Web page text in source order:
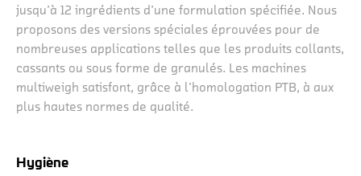
jusqu’à 12 ingrédients d’une formulation spécifiée. Nous
proposons des versions spéciales éprouvées pour de
nombreuses applications telles que les produits collants,
cassants ou sous forme de granulés. Les machines
multiweigh satisfont, grâce à l’homologation PTB, à aux
plus hautes normes de qualité.
Hygiène